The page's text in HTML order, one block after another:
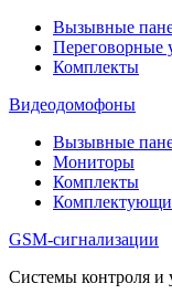
Вызывные
Переговорные
Комплекты
Видеодомофоны
Вызывные
Мониторы
Комплекты
GSM-сигнализации
Системы контроля и